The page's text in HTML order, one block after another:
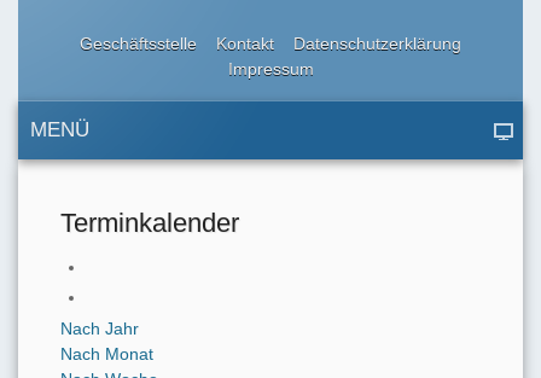
Geschäftsstelle Kontakt
Datenschutzerklärung
Impressum
MENÜ
Terminkalender
Nach Jahr
Nach Monat